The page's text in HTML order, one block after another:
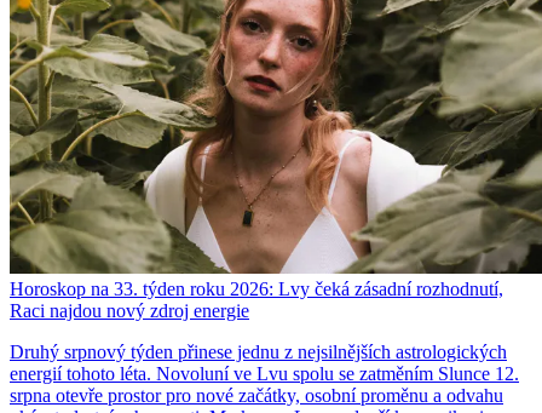
Horoskop na 33. týden roku 2026: Lvy čeká zásadní rozhodnutí,
Raci najdou nový zdroj energie
Druhý srpnový týden přinese jednu z nejsilnějších astrologických
energií tohoto léta. Novoluní ve Lvu spolu se zatměním Slunce 12.
srpna otevře prostor pro nové začátky, osobní proměnu a odvahu